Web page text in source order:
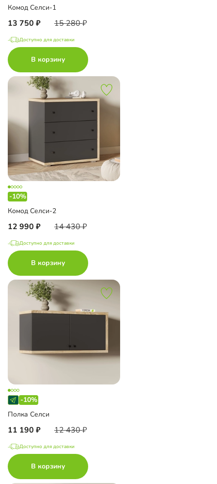
Комод Селси-1
13 750 15 280
Доступно для доставки
В корзину
-10%
Комод Селси-2
12 990 14 430
Доступно для доставки
В корзину
-10%
Полка Селси
11 190 12 430
Доступно для доставки
В корзину